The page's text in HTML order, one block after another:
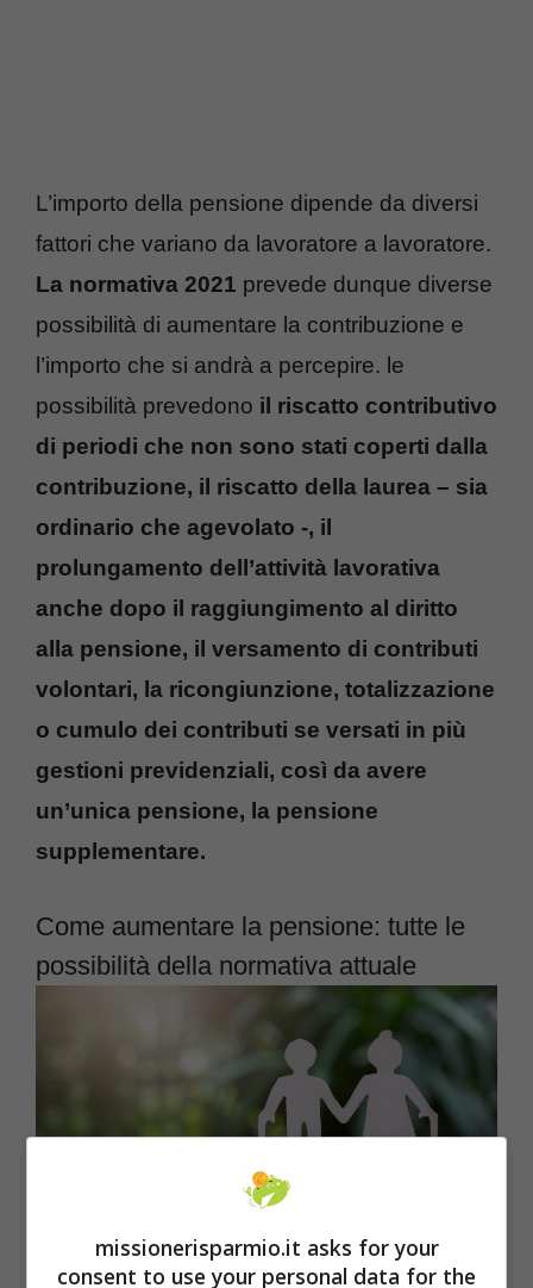
L’importo della pensione dipende da diversi
fattori che variano da lavoratore a lavoratore.
La normativa 2021 prevede dunque diverse
possibilità di aumentare la contribuzione e
l’importo che si andrà a percepire. le
possibilità prevedono il riscatto contributivo
di periodi che non sono stati coperti dalla
contribuzione, il riscatto della laurea – sia
ordinario che agevolato -, il
prolungamento dell’attività lavorativa
anche dopo il raggiungimento al diritto
alla pensione, il versamento di contributi
volontari, la ricongiunzione, totalizzazione
o cumulo dei contributi se versati in più
gestioni previdenziali, così da avere
un’unica pensione, la pensione
supplementare.
Come aumentare la pensione: tutte le
possibilità della normativa attuale
missionerisparmio.it asks for your
consent to use your personal data for the